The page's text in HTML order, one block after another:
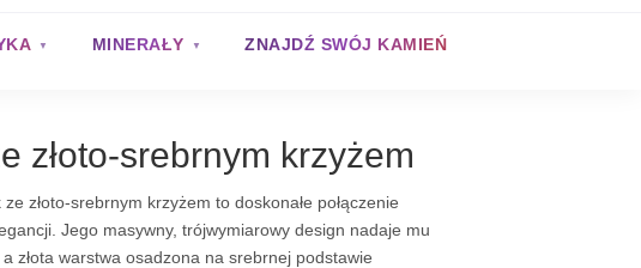
MINERAŁY ZNAJDŹ SWÓJ KAMIEŃ
złoto-srebrnym krzyżem
złoto-srebrnym krzyżem to doskonałe połączenie
Jego masywny, trójwymiarowy design nadaje mu
złota warstwa osadzona na srebrnej podstawie